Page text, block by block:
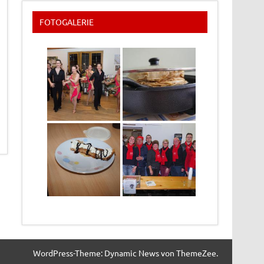
FOTOGALERIE
WordPress-Theme: Dynamic News von ThemeZee.